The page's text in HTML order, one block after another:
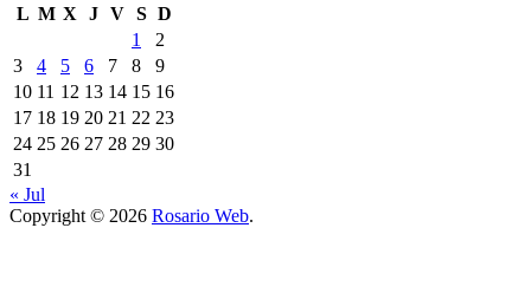
L M X J V S D
1
2
3
4 5 6 7 8
9
10 11 12 13 14 15 16
17 18 19 20 21 22 23
24 25 26 27 28 29 30
31
« Jul
Copyright © 2026 Rosario Web.